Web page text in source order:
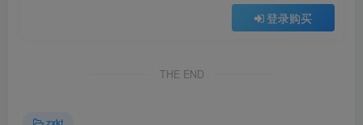
登录购买
THE END